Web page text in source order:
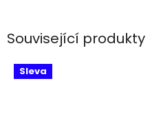
Související produkty
Sleva